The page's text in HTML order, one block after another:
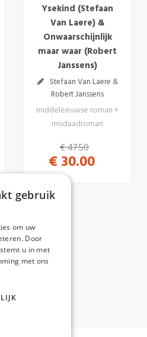
Ysekind (Stefaan
Van Laere) &
Onwaarschijnlijk
maar waar (Robert
Janssens)
Stefaan Van Laere &
Robert Janssens
middeleeuwse roman +
misdaadroman
€ 47.50
€ 30.00
gebruik
om uw
Door
u in met
met ons